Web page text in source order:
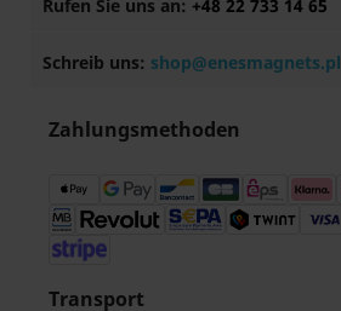
Rufen Sie uns an: +48 22 733 14 65
Schreib uns: shop@enesmagnets.pl
Zahlungsmethoden
Transport